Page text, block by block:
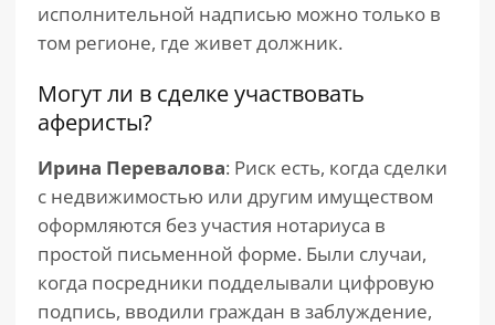
исполнительной надписью можно только в
том регионе, где живет должник.
Могут ли в сделке участвовать
аферисты?
Ирина Перевалова: Риск есть, когда сделки
с недвижимостью или другим имуществом
оформляются без участия нотариуса в
простой письменной форме. Были случаи,
когда посредники подделывали цифровую
подпись, вводили граждан в заблуждение,